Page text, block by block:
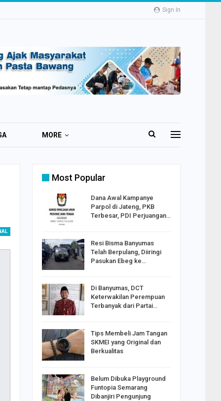
Sign In
MORE
Most Popular
Dana Awal Kampanye
Parpol di Jateng, PKB
Terbesar, PDI Perjuangan…
Resi Bisma Banyumas
Telah Berpulang, Diiringi
Pasukan Ebeg ke…
Di Banyumas, DCT
Keterwakilan Perempuan
Terbanyak dari Partai…
Tips Membeli Jam Tangan
SKMEI yang Original dan
Berkualitas
Belum Dibuka Playground
Funtopia Semarang
Dibanjiri Pengunjung